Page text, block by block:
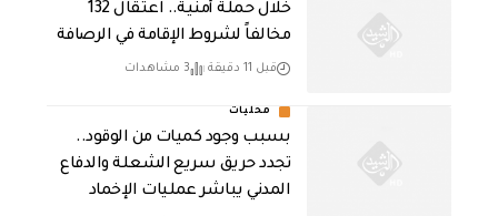
خلال حملة أمنية.. اعتقال 132
مخالفاً لشروط الإقامة في الرصافة
قبل 11 دقيقة 3 مشاهدات
محليات
بسبب وجود كميات من الوقود..
تجدد حريق سريع الشعلة والدفاع
المدني يباشر عمليات الإخماد